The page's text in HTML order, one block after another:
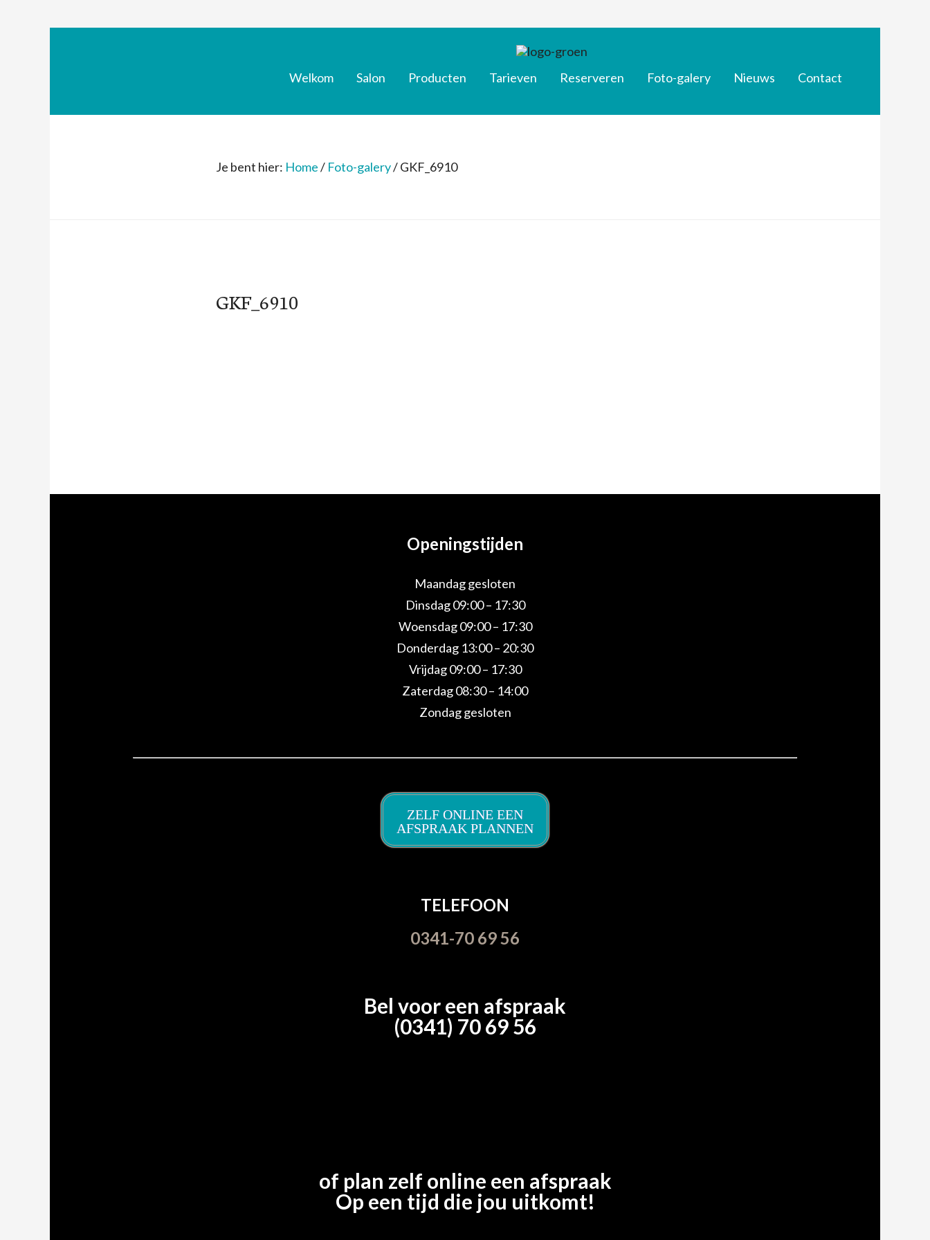
Welkom Salon Producten Tarieven Reserveren Foto-galery Nieuws Contact
Je bent hier: Home/ Foto-galery/GKF_6910
GKF_6910
Openingstijden
Maandag gesloten
Dinsdag 09:00 – 17:30
Woensdag 09:00 – 17:30
Donderdag 13:00 – 20:30
Vrijdag 09:00 – 17:30
Zaterdag 08:30 – 14:00
Zondag gesloten
ZELF ONLINE EEN
AFSPRAAK PLANNEN
TELEFOON
0341-70 69 56
Bel voor een afspraak
(0341) 70 69 56
of plan zelf online een afspraak
Op een tijd die jou uitkomt!